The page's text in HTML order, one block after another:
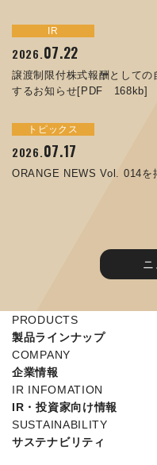
IR
2026.07.22
譲渡制限付株式報酬として
するお知らせ[PDF 168kb]
トピックス
2026.07.17
ORANGE NEWS Vol. 014を
お知らせ
2025.05.29
コラムを更新しました：
お知らせ
2025.05.15
トピックス
2025.09.10
ORANGE NEWS Vol. 011を
2025.07.31
ORANGE NEWS Vol. 010を
イベント
2024.09.26
JIMTOF2024 出展のご案
2024.05.13
MEX金沢2024 学生向け会
終了しました
IR
2026.07.01
コーポレートガバナンス報告
IR
2026.06.26
第65回定時株主総会のご報告
サステナビリティ
2025.12.09
令和７年度石川県ワークライ
サステナビリティ
2025.12.04
ニ
PRODUCTS
製品ラインナップ
COMPANY
企業情報
IR INFOMATION
IR・投資家向け情報
SUSTAINABILITY
サステナビリティ